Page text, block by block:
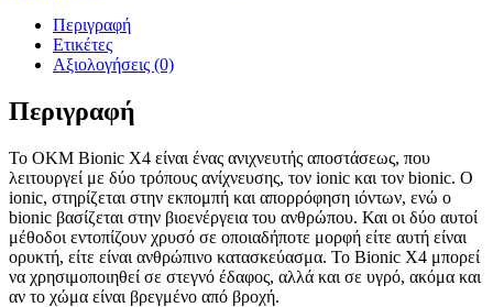
Περιγραφή
Ετικέτες
Αξιολογήσεις (0)
Περιγραφή
Το OKM Bionic X4 είναι ένας ανιχνευτής αποστάσεως, που
λειτουργεί με δύο τρόπους ανίχνευσης, τον ionic και τον bionic. Ο
ionic, στηρίζεται στην εκπομπή και απορρόφηση ιόντων, ενώ ο
bionic βασίζεται στην βιοενέργεια του ανθρώπου. Και οι δύο αυτοί
μέθοδοι εντοπίζουν χρυσό σε οποιαδήποτε μορφή είτε αυτή είναι
ορυκτή, είτε είναι ανθρώπινο κατασκεύασμα. Το Bionic X4 μπορεί
να χρησιμοποιηθεί σε στεγνό έδαφος, αλλά και σε υγρό, ακόμα και
αν το χώμα είναι βρεγμένο από βροχή.